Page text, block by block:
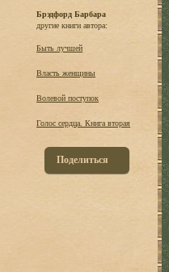
Брэдфорд Барбара
другие книги автора:
Быть лучшей
Власть женщины
Волевой поступок
Голос сердца. Книга вторая
Поделиться